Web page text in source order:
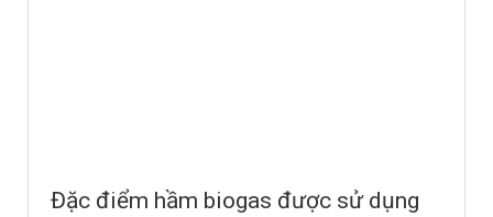
Đặc điểm hầm biogas được sử dụng